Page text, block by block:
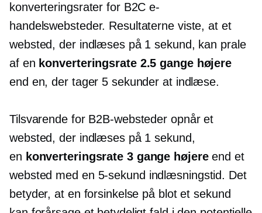
konverteringsrater for B2C e-
handelswebsteder. Resultaterne viste, at et
websted, der indlæses på 1 sekund, kan prale
af en konverteringsrate 2.5 gange højere
end en, der tager 5 sekunder at indlæse.
Tilsvarende for B2B-websteder opnår et
websted, der indlæses på 1 sekund,
en konverteringsrate 3 gange højereend et
websted med en 5-sekund indlæsningstid. Det
betyder, at en forsinkelse på blot et sekund